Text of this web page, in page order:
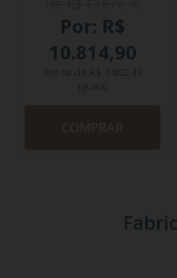
Por: R$
10.814,90